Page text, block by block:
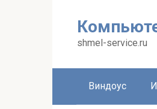
shmel-service.ru
Виндоус